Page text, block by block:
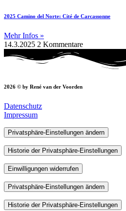
2025 Camino del Norte: Cité de Carcassonne
Mehr Infos »
14.3.2025 2 Kommentare
2026 © by René van der Voorden
Datenschutz
Impressum
Privatsphäre-Einstellungen ändern
Historie der Privatsphäre-Einstellungen
Einwilligungen widerrufen
Privatsphäre-Einstellungen ändern
Historie der Privatsphäre-Einstellungen